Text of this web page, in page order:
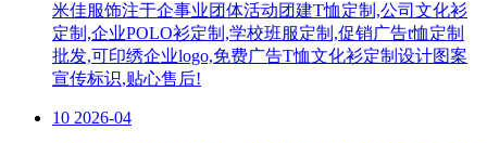
米佳服饰注于企事业团体活动团建T恤定制,公司文化衫
定制,企业POLO衫定制,学校班服定制,促销广告t恤定制
批发,可印绣企业logo,免费广告T恤文化衫定制设计图案
宣传标识,贴心售后!
10 2026-04